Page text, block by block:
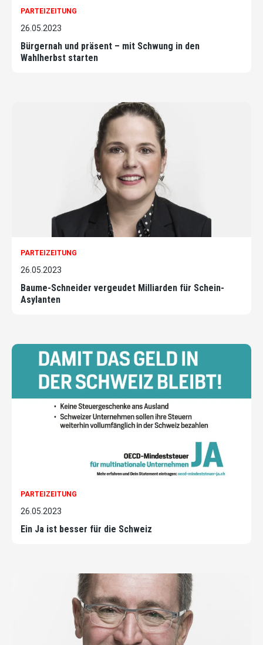
PARTEIZEITUNG
26.05.2023
Bürgernah und präsent – mit Schwung in den
Wahlherbst starten
PARTEIZEITUNG
26.05.2023
Baume-Schneider vergeudet Milliarden für Schein-
Asylanten
PARTEIZEITUNG
26.05.2023
Ein Ja ist besser für die Schweiz